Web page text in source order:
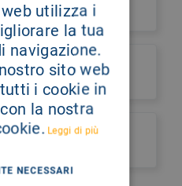
utilizza i
la tua
navigazione.
sito web
i cookie in
la nostra
Leggi di più
NECESSARI